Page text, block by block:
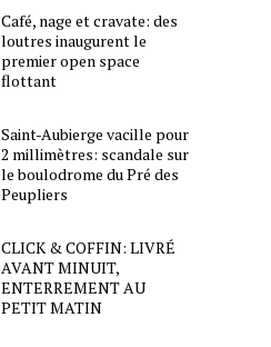
Café, nage et cravate: des
loutres inaugurent le
premier open space
flottant
Saint-Aubierge vacille pour
2 millimètres: scandale sur
le boulodrome du Pré des
Peupliers
CLICK & COFFIN: LIVRÉ
AVANT MINUIT,
ENTERREMENT AU
PETIT MATIN